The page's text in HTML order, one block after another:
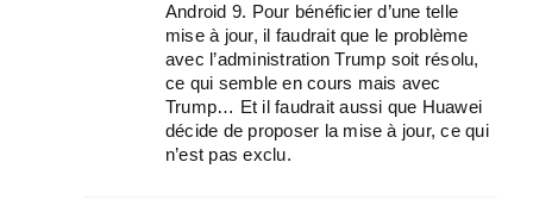
Android 9. Pour bénéficier d’une telle
mise à jour, il faudrait que le problème
avec l’administration Trump soit résolu,
ce qui semble en cours mais avec
Trump… Et il faudrait aussi que Huawei
décide de proposer la mise à jour, ce qui
n’est pas exclu.